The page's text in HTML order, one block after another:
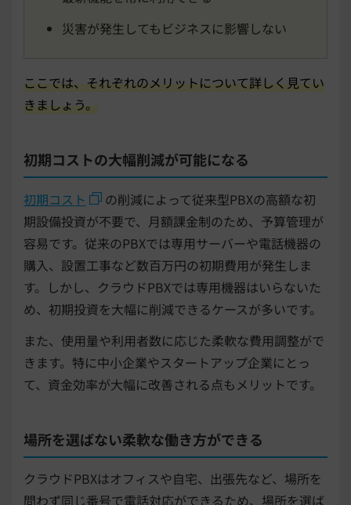
災害が発生してもビジネスに影響しない
ここでは、それぞれのメリットについて詳しく見てい
きましょう。
初期コストの大幅削減が可能になる
初期コスト
の削減によって従来型PBXの高額な初
期設備投資が不要で、月額課金制のため、予算管理が
容易です。従来のPBXでは専用サーバーや電話機器の
購入、設置工事など数百万円の初期費用が発生しま
す。しかし、クラウドPBXでは専用機器はいらないた
め、初期投資を大幅に削減できるケースが多いです。
また、使用量や利用者数に応じた柔軟な費用調整がで
きます。特に中小企業やスタートアップ企業にとっ
て、資金効率が大幅に改善される点もメリットです。
場所を選ばない柔軟な働き方ができる
クラウドPBXはオフィスや自宅、出張先など、場所を
問わず同じ番号で電話対応ができるため、場所を選ば